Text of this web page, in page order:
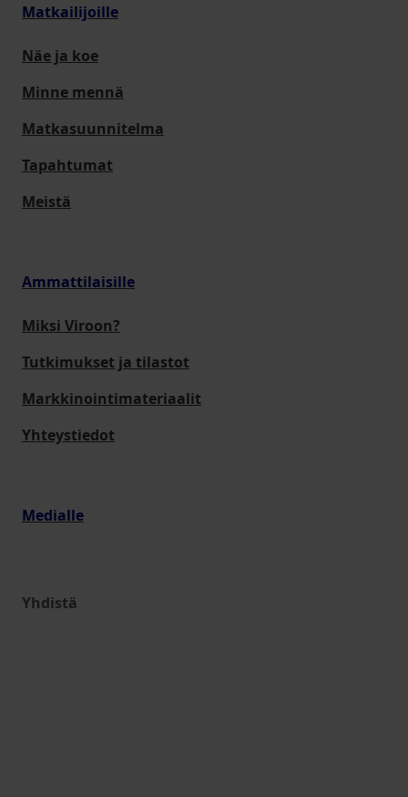
Matkailijoille
Näe ja koe
Minne mennä
Matkasuunnitelma
Tapahtumat
Meistä
Ammattilaisille
Miksi Viroon?
Tutkimukset ja tilastot
Markkinointimateriaalit
Yhteystiedot
Medialle
Yhdistä